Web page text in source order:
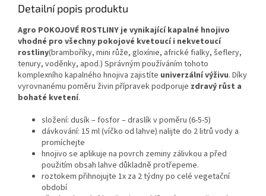
Detailní popis produktu
Agro POKOJOVÉ ROSTLINY je vynikající kapalné hnojivo
vhodné pro všechny pokojové kvetoucí i nekvetoucí
rostliny(bramboříky, mini růže, gloxínie, africké fialky, šeflery,
tenury, voděnky, apod.) Správným používáním tohoto
komplexního kapalného hnojiva zajistíte univerzální výživu. Díky
vyrovnanému poměru živin přípravek podporuje zdravý růst a
bohaté kvetení.
složení: dusík – fosfor – draslík v poměru (6-5-5)
dávkování: 15 ml (víčko od lahve) nalijte do 2 litrů vody a
promíchejte
hnojivo se aplikuje na povrch zeminy zálivkou a před
použitím obsah lahve důkladně protřepeme.
roztokem přihnojujte 1x za 2 týdny po celé vegetační
období